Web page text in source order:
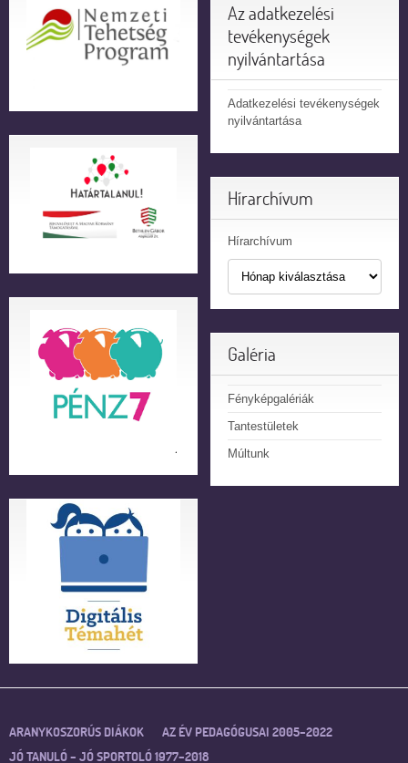
Az adatkezelési
tevékenységek
nyilvántartása
Adatkezelési tevékenységek
nyilvántartása
Hírarchívum
Hírarchívum
Galéria
Fényképgalériák
Tantestületek
Múltunk
ARANYKOSZORÚS DIÁKOK
AZ ÉV PEDAGÓGUSAI 2005–2022
JÓ TANULÓ – JÓ SPORTOLÓ 1977–2018